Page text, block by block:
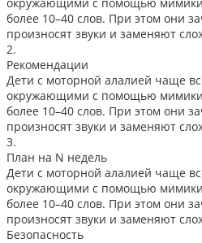
более 10–40 слов. При этом они
произносят звуки и заменяют
2.
Рекомендации
Дети с моторной алалией чаще
окружающими с помощью мимики
более 10–40 слов. При этом они
произносят звуки и заменяют
3.
План на N недель
Дети с моторной алалией чаще
окружающими с помощью мимики
более 10–40 слов. При этом они
произносят звуки и заменяют
Безопасность